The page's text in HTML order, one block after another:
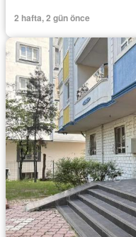
2 hafta, 2 gün önce